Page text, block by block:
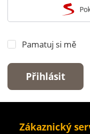
Pamatuj si mě
Přihlásit
Zákaznický